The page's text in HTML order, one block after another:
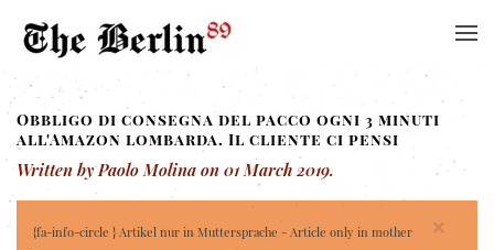
Obbligo di consegna del pacco ogni 3 minuti
all'Amazon lombarda. Il cliente ci pensi
Written by Paolo Molina on 01 March 2019.
×
{fa-info-circle } Artikel nur in Muttersprache - Article only in mother